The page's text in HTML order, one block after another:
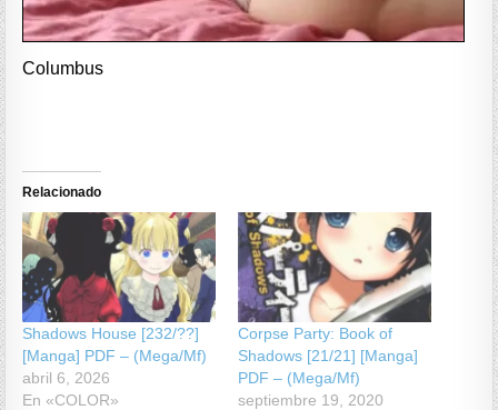
Columbus
Relacionado
Shadows House [232/??]
[Manga] PDF – (Mega/Mf)
abril 6, 2026
En «COLOR»
Corpse Party: Book of
Shadows [21/21] [Manga]
PDF – (Mega/Mf)
septiembre 19, 2020